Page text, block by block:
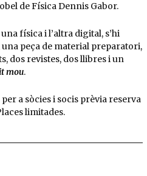
de Física Dennis Gabor.
física i l’altra digital, s’hi
peça de material preparatori,
dos revistes, dos llibres i un
mou.
a sòcies i socis prèvia reserva
limitades.